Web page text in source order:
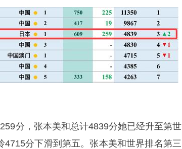
分，张本美和总计4839分她已经升至第世
分下滑到第五。张本美和世界排名第三